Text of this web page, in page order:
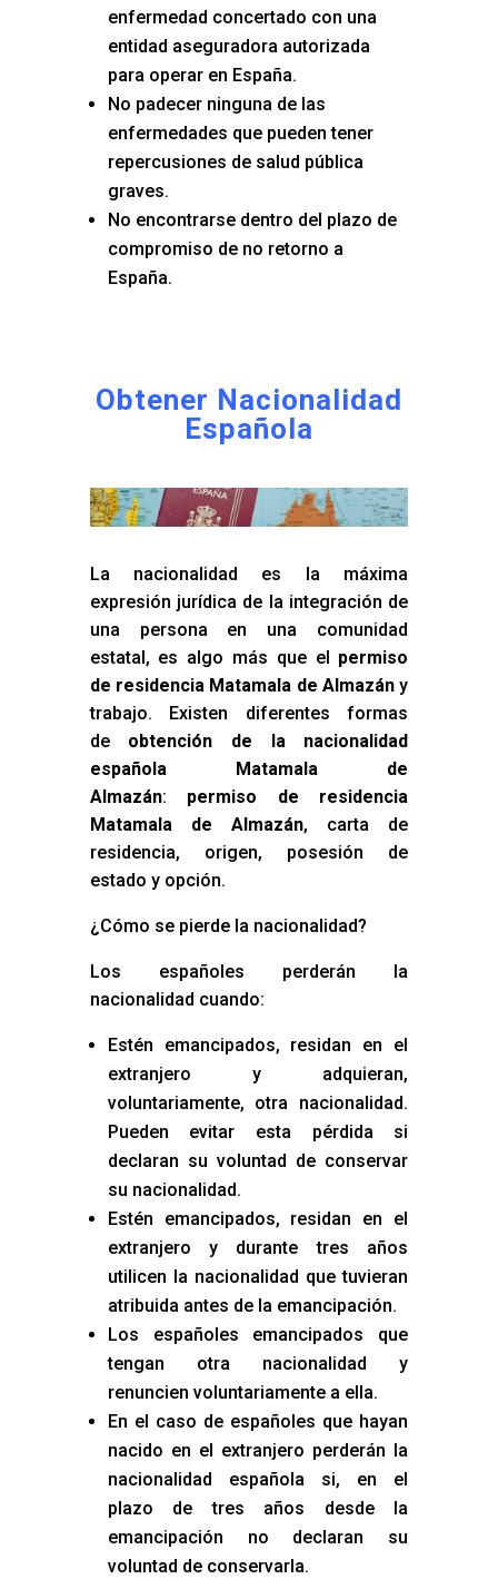
enfermedad concertado con una
entidad aseguradora autorizada
para operar en España.
No padecer ninguna de las
enfermedades que pueden tener
repercusiones de salud pública
graves.
No encontrarse dentro del plazo de
compromiso de no retorno a
España.
Obtener Nacionalidad
Española
La nacionalidad es la máxima
expresión jurídica de la integración de
una persona en una comunidad
estatal, es algo más que el permiso
de residencia Matamala de Almazán y
trabajo. Existen diferentes formas
de obtención de la nacionalidad
española Matamala de
Almazán: permiso de residencia
Matamala de Almazán, carta de
residencia, origen, posesión de
estado y opción.
¿Cómo se pierde la nacionalidad?
Los españoles perderán la
nacionalidad cuando:
Estén emancipados, residan en el
extranjero y adquieran,
voluntariamente, otra nacionalidad.
Pueden evitar esta pérdida si
declaran su voluntad de conservar
su nacionalidad.
Estén emancipados, residan en el
extranjero y durante tres años
utilicen la nacionalidad que tuvieran
atribuida antes de la emancipación.
Los españoles emancipados que
tengan otra nacionalidad y
renuncien voluntariamente a ella.
En el caso de españoles que hayan
nacido en el extranjero perderán la
nacionalidad española si, en el
plazo de tres años desde la
emancipación no declaran su
voluntad de conservarla.